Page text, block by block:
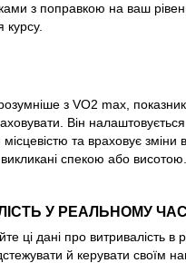
з поправкою на ваш
курсу.
з VO2 max,
Він налаштовується
та враховує зміни
спекою або висотою.
У РЕАЛЬНОМУ
ці дані про витривалість в
й керувати своїм